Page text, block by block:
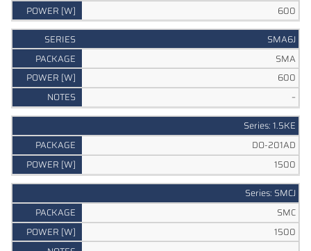
600
SMA6J
SMA
600
–
Series: 1.5KE
DO-201AD
1500
Series: SMCJ
SMC
1500